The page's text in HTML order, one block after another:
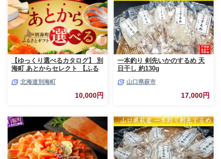
【ゆっくり選べるカタログ】 別
海町 あとからセレクト 【ふる
とから選べる！ ギフト いくら
ほたて 海鮮 牛肉 ケーキ アイス
【BY0000010】（ 後から選べ
カタログギフト あとからカタロ
グ あとからカタログポイント
あとからカタログギフト ふるさ
と納税 ）
北海道別海町
10,000円
一本釣り 剣先いかのするめ 天
日干し 約130g
山口県萩市
17,000円